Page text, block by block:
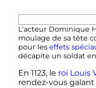
L'acteur Dominique
moulage de sa tête
pour les effets
décapite un soldat
En 1123, le roi Louis
rendez-vous